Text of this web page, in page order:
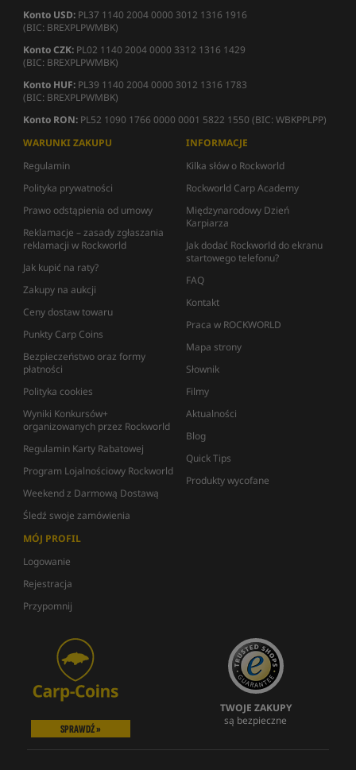
Konto USD: PL37 1140 2004 0000 3012 1316 1916
(BIC: BREXPLPWMBK)
Konto CZK: PL02 1140 2004 0000 3312 1316 1429
(BIC: BREXPLPWMBK)
Konto HUF: PL39 1140 2004 0000 3012 1316 1783
(BIC: BREXPLPWMBK)
Konto RON: PL52 1090 1766 0000 0001 5822 1550 (BIC: WBKPPLPP)
WARUNKI ZAKUPU
Regulamin
Polityka prywatności
Prawo odstąpienia od umowy
Reklamacje – zasady zgłaszania
reklamacji w Rockworld
Jak kupić na raty?
Zakupy na aukcji
Ceny dostaw towaru
Punkty Carp Coins
Bezpieczeństwo oraz formy
płatności
Polityka cookies
Wyniki Konkursów+
organizowanych przez Rockworld
Regulamin Karty Rabatowej
Program Lojalnościowy Rockworld
Weekend z Darmową Dostawą
Śledź swoje zamówienia
INFORMACJE
Kilka słów o Rockworld
Rockworld Carp Academy
Międzynarodowy Dzień
Karpiarza
Jak dodać Rockworld do ekranu
startowego telefonu?
FAQ
Kontakt
Praca w ROCKWORLD
Mapa strony
Słownik
Filmy
Aktualności
Blog
Quick Tips
Produkty wycofane
MÓJ PROFIL
Logowanie
Rejestracja
Przypomnij
SPRAWDŹ »
TWOJE ZAKUPY
są bezpieczne